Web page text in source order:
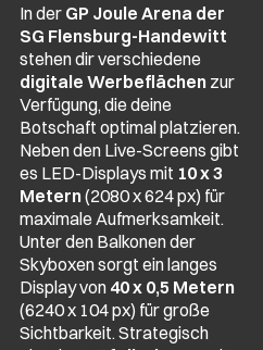
In der GP Joule Arena der
SG Flensburg-Handewitt
stehen dir verschiedene
digitale Werbeflächen zur
Verfügung, die deine
Botschaft optimal platzieren.
Neben den Live-Screens gibt
es LED-Displays mit 10 x 3
Metern (2080 x 624 px) für
maximale Aufmerksamkeit.
Unter den Balkonen der
Skyboxen sorgt ein langes
Display von 40 x 0,5 Metern
(6240 x 104 px) für große
Sichtbarkeit. Strategisch